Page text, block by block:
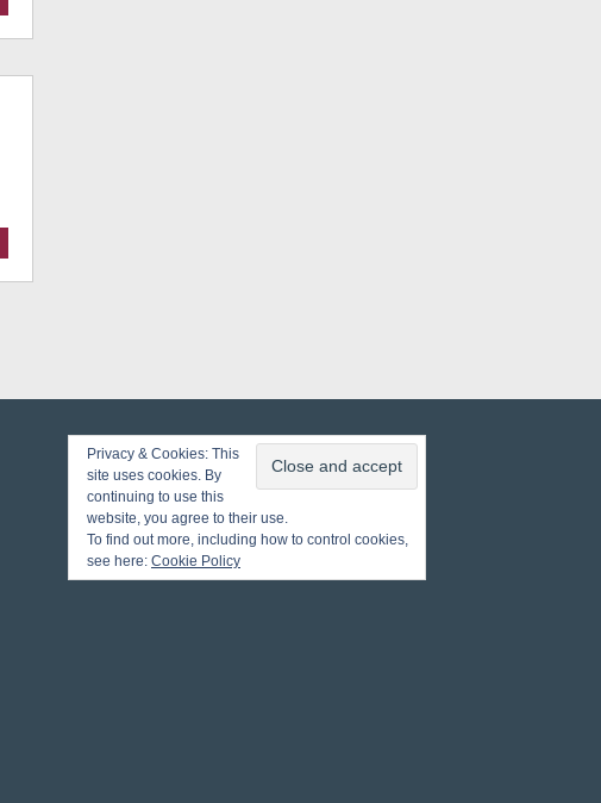
Privacy & Cookies: This
site uses cookies. By
continuing to use this
website, you agree to their use.
To find out more, including how to control cookies,
see here: Cookie Policy